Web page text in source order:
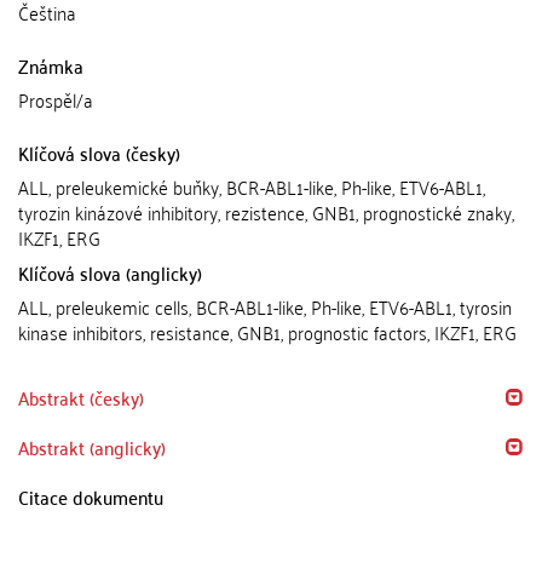
Čeština
Známka
Prospěl/a
Klíčová slova (česky)
ALL, preleukemické buňky, BCR-ABL1-like, Ph-like, ETV6-ABL1,
tyrozin kinázové inhibitory, rezistence, GNB1, prognostické znaky,
IKZF1, ERG
Klíčová slova (anglicky)
ALL, preleukemic cells, BCR-ABL1-like, Ph-like, ETV6-ABL1, tyrosin
kinase inhibitors, resistance, GNB1, prognostic factors, IKZF1, ERG
Abstrakt (česky)
Abstrakt (anglicky)
Citace dokumentu